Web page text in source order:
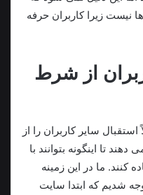
نیست زیرا کاربران حرفه‌
از شرط
سایر کاربران را از
تا اینگونه بتوانند با
کنند. ما در این زمینه
شدیم که ابتدا سایت